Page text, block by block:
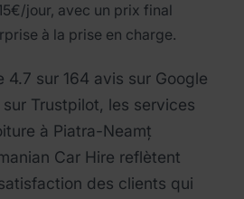
jour, avec un prix final
à la prise en charge.
4.7 sur 164 avis sur Google
Trustpilot, les services
à Piatra-Neamț
Car Hire reflètent
des clients qui